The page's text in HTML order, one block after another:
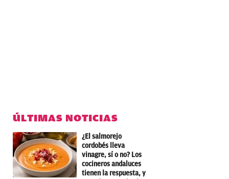
ÚLTIMAS NOTICIAS
¿El salmorejo
cordobés lleva
vinagre, sí o no? Los
cocineros andaluces
tienen la respuesta, y